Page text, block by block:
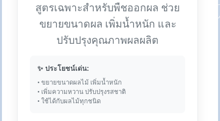
สูตรเฉพาะสำหรับพืชออกผล ช่วย
ขยายขนาดผล เพิ่มน้ำหนัก และ
ปรับปรุงคุณภาพผลผลิต
✨ ประโยชน์เด่น:
• ขยายขนาดผลไม้ เพิ่มน้ำหนัก
• เพิ่มความหวาน ปรับปรุงรสชาติ
• ใช้ได้กับผลไม้ทุกชนิด